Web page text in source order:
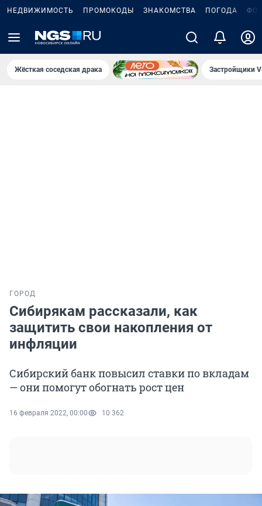
НЕДВИЖИМОСТЬ ПРОМОКОДЫ ЗНАКОМСТВА ПОГОДА
Жёсткая соседская драка Застройщики
ГОРОД
Сибирякам рассказали, как
защитить свои накопления от
инфляции
Сибирский банк повысил ставки по вкладам
— они помогут обогнать рост цен
16 февраля 2022, 00:00 10 362